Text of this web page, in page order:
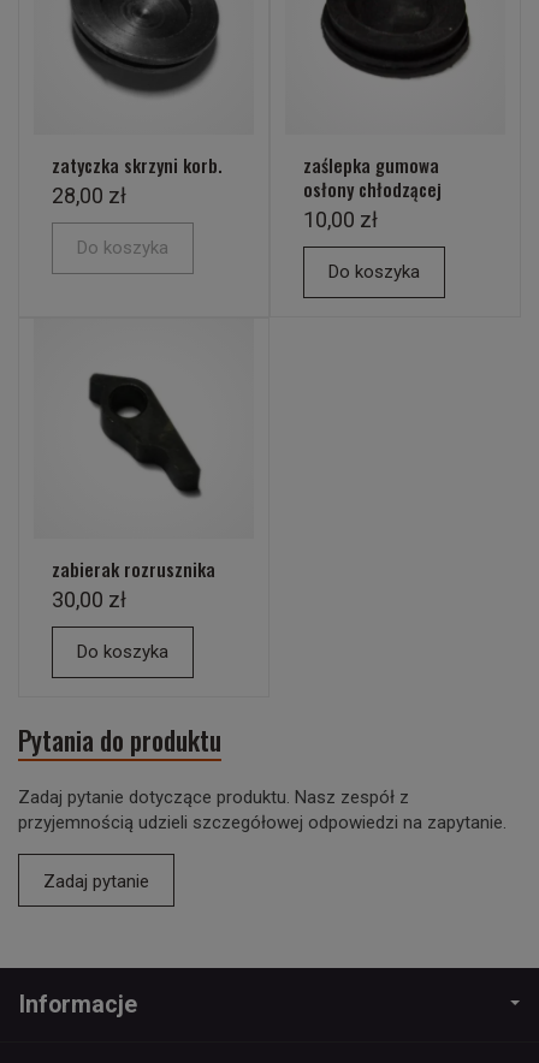
zatyczka skrzyni korb.
28,00 zł
Do koszyka
zaślepka gumowa
osłony chłodzącej
10,00 zł
Do koszyka
zabierak rozrusznika
30,00 zł
Do koszyka
Pytania do produktu
Zadaj pytanie dotyczące produktu. Nasz zespół z
przyjemnością udzieli szczegółowej odpowiedzi na zapytanie.
Zadaj pytanie
Informacje